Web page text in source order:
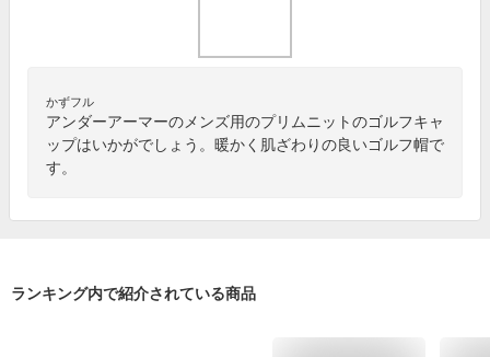
かずフル
アンダーアーマーのメンズ用のプリムニットのゴルフキャ
ップはいかがでしょう。暖かく肌ざわりの良いゴルフ帽で
す。
ランキング内で紹介されている商品